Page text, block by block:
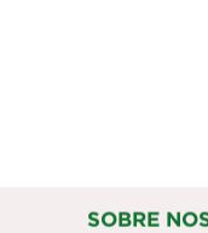
SOBRE